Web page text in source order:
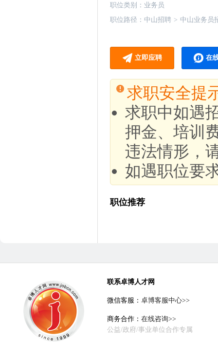
职位类别： 业务员
职位路径： 中山招聘 > 中山业务员
立即应聘 在
求职安全提
求职中如遇
押金、培训
违法情形，
如遇职位要
职位推荐
联系卓博人才网
微信客服： 卓博客服中心>>
商务合作： 在线咨询>>
公益/政府/事业单位合作专属